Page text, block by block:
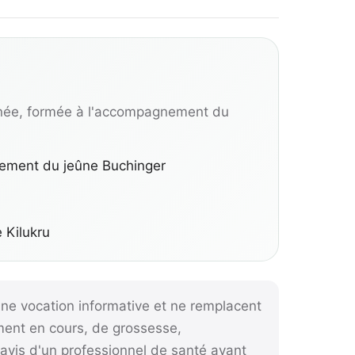
formée à l'accompagnement du
du jeûne Buchinger
Kilukru
vocation informative et ne remplacent
en cours, de grossesse,
d'un professionnel de santé avant